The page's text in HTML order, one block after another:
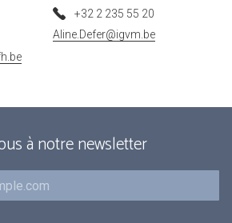
+32 2 235 55 20
Aline.Defer@igvm.be
à notre newsletter